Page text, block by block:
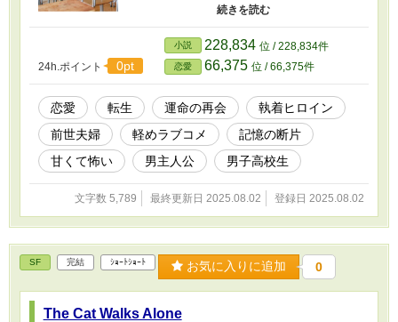
ましたよ――耕平さん」 いや俺、遼なんですけ
げても追ってくる彼女と、過去を思い出してい
く俺。 これは冗談じゃすまされない、“前世から
続く愛”の話。
24h.ポイント 0pt
小説 228,834 位 / 228,834件
恋愛 66,375 位 / 66,375件
恋愛 転生 運命の再会
執着ヒロイン
前世夫婦
軽めラブコメ
記憶の断片
甘くて怖い
男主人公 男子高校生
文字数 5,789 最終更新日 2025.08.02 登録日 2025.08.02
SF 完結 ｼｮｰﾄｼｮｰﾄ お気に入りに追加 0
The Cat Walks Alone